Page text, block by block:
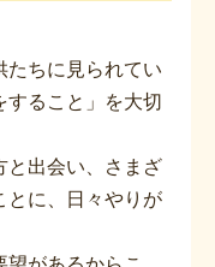
たちに見られてい
すること」を大切
と出会い、さまざ
とに、日々やりが